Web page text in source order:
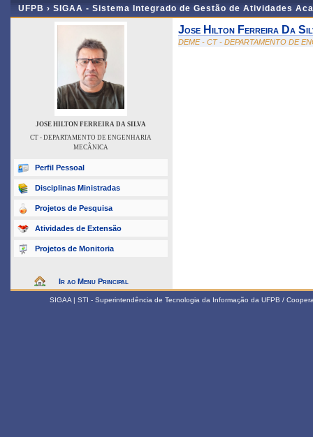
UFPB › SIGAA - Sistema Integrado de Gestão de Atividades
JOSE HILTON FERREIRA DA SILVA
CT - DEPARTAMENTO DE ENGENHARIA
MECÂNICA
Perfil Pessoal
Disciplinas Ministradas
Projetos de Pesquisa
Atividades de Extensão
Projetos de Monitoria
Ir ao Menu Principal
Jose Hilton Ferreira Da
DEME - CT - DEPARTAMENTO DE
SIGAA | STI - Superintendência de Tecnologia da Informação da UFPB /